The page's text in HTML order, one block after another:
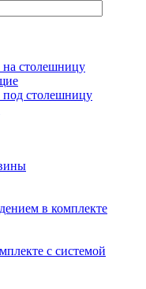
на столешницу
под столешницу
в комплекте
с системой